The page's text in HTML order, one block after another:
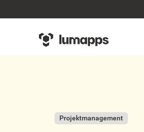
Projektmanagement